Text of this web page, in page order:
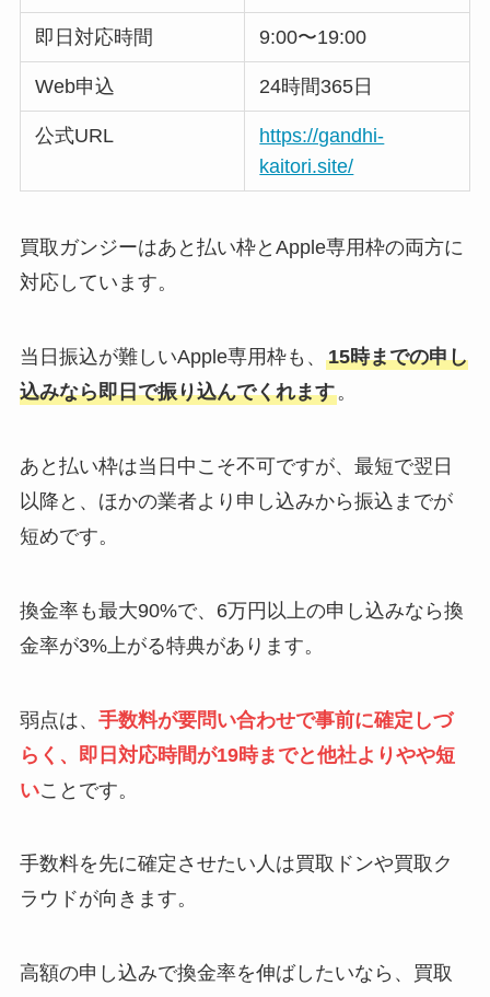
即日対応時間 9:00〜19:00
Web申込 24時間365日
公式URL
https://gandhi-
kaitori.site/
買取ガンジーはあと払い枠とApple専用枠の両方に
対応しています。
当日振込が難しいApple専用枠も、 15時までの申し
込みなら即日で振り込んでくれます。
あと払い枠は当日中こそ不可ですが、最短で翌日
以降と、ほかの業者より申し込みから振込までが
短めです。
換金率も最大90%で、6万円以上の申し込みなら換
金率が3%上がる特典があります。
弱点は、 手数料が要問い合わせで事前に確定しづ
らく、即日対応時間が19時までと他社よりやや短
いことです。
手数料を先に確定させたい人は買取ドンや買取ク
ラウドが向きます。
高額の申し込みで換金率を伸ばしたいなら、買取